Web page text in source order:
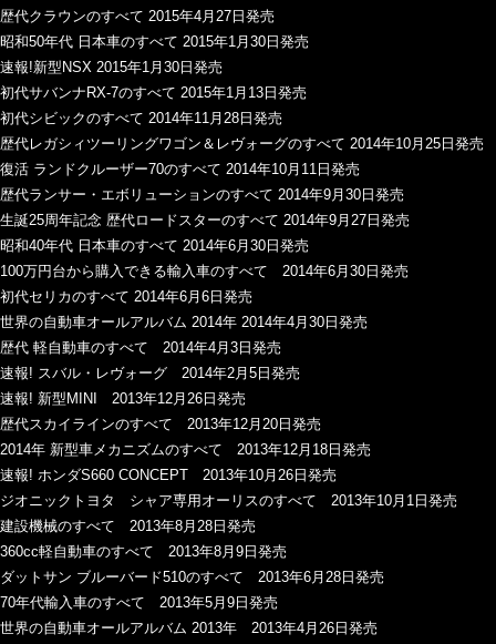
歴代クラウンのすべて 2015年4月27日発売
昭和50年代 日本車のすべて 2015年1月30日発売
速報!新型NSX 2015年1月30日発売
初代サバンナRX-7のすべて 2015年1月13日発売
初代シビックのすべて 2014年11月28日発売
歴代レガシィツーリングワゴン＆レヴォーグのすべて 2014年10月25日発売
復活 ランドクルーザー70のすべて 2014年10月11日発売
歴代ランサー・エボリューションのすべて 2014年9月30日発売
生誕25周年記念 歴代ロードスターのすべて 2014年9月27日発売
昭和40年代 日本車のすべて 2014年6月30日発売
100万円台から購入できる輸入車のすべて 2014年6月30日発売
初代セリカのすべて 2014年6月6日発売
世界の自動車オールアルバム 2014年 2014年4月30日発売
歴代 軽自動車のすべて 2014年4月3日発売
速報! スバル・レヴォーグ 2014年2月5日発売
速報! 新型MINI 2013年12月26日発売
歴代スカイラインのすべて 2013年12月20日発売
2014年 新型車メカニズムのすべて 2013年12月18日発売
速報! ホンダS660 CONCEPT 2013年10月26日発売
ジオニックトヨタ シャア専用オーリスのすべて 2013年10月1日発売
建設機械のすべて 2013年8月28日発売
360cc軽自動車のすべて 2013年8月9日発売
ダットサン ブルーバード510のすべて 2013年6月28日発売
70年代輸入車のすべて 2013年5月9日発売
世界の自動車オールアルバム 2013年 2013年4月26日発売